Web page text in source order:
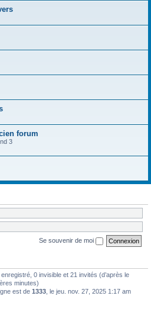
forum
3
Se souvenir de moi
0 invisible et 21 invités (d’après le
minutes)
est de 1333 , le jeu. nov. 27, 2025 1:17 am